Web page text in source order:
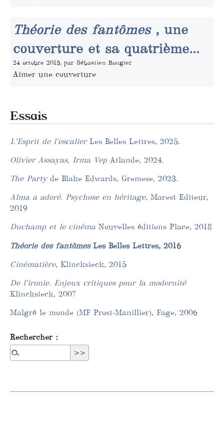
Théorie des fantômes , une
couverture et sa quatrième...
24 octobre 2015, par Sébastien Rongier
Aimer une couverture
Essais
L’Esprit de l’escalierLes Belles Lettres, 2025.
Olivier Assayas, Irma Vep Atlande, 2024.
The Partyde Blake Edwards, Gremese, 2023.
Alma a adoré. Psychose en héritage, Marest Editeur,
2019
Duchamp et le cinéma Nouvelles éditions Place, 2018
Théorie des fantômes Les Belles Lettres, 2016
Cinématière, Klincksieck, 2015
De l’ironie. Enjeux critiques pour la modernité
Klincksieck, 2007
Malgré le monde (MF Prost-Manillier), Fage, 2006
Rechercher :